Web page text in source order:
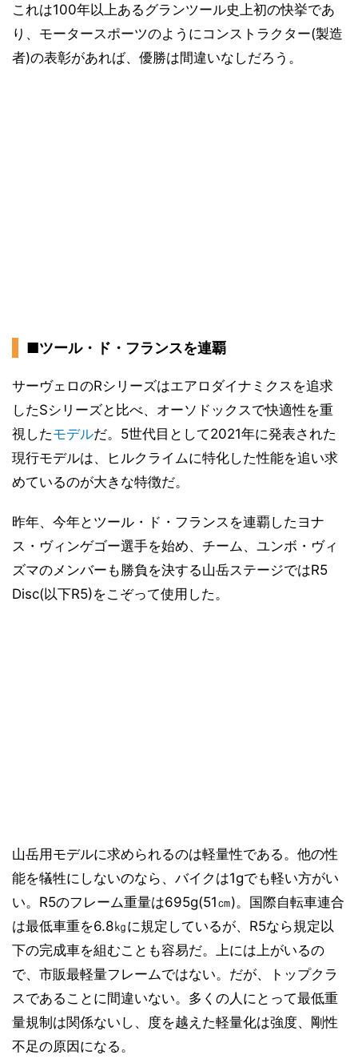
これは100年以上あるグランツール史上初の快挙であ
り、モータースポーツのようにコンストラクター(製造
者)の表彰があれば、優勝は間違いなしだろう。
■ツール・ド・フランスを連覇
サーヴェロのRシリーズはエアロダイナミクスを追求
したSシリーズと比べ、オーソドックスで快適性を重
視したモデルだ。5世代目として2021年に発表された
現行モデルは、ヒルクライムに特化した性能を追い求
めているのが大きな特徴だ。
昨年、今年とツール・ド・フランスを連覇したヨナ
ス・ヴィンゲゴー選手を始め、チーム、ユンボ・ヴィ
ズマのメンバーも勝負を決する山岳ステージではR5
Disc(以下R5)をこぞって使用した。
山岳用モデルに求められるのは軽量性である。他の性
能を犠牲にしないのなら、バイクは1gでも軽い方がい
い。R5のフレーム重量は695g(51㎝)。国際自転車連合
は最低車重を6.8㎏に規定しているが、R5なら規定以
下の完成車を組むことも容易だ。上には上がいるの
で、市販最軽量フレームではない。だが、トップクラ
スであることに間違いない。多くの人にとって最低重
量規制は関係ないし、度を越えた軽量化は強度、剛性
不足の原因になる。